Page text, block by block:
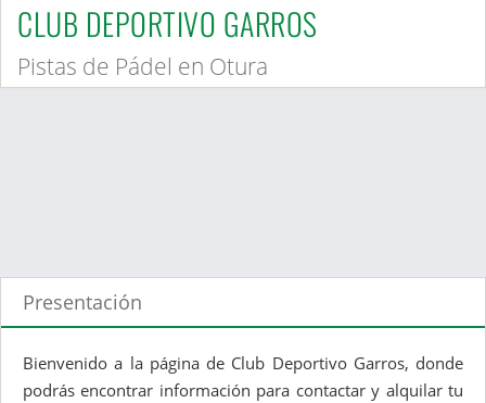
CLUB DEPORTIVO GARROS
Pistas de Pádel en Otura
Presentación
Bienvenido a la página de Club Deportivo Garros, donde
podrás encontrar información para contactar y alquilar tu